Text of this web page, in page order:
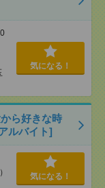
気になる！
ら好きな時
ルバイト]
気になる！